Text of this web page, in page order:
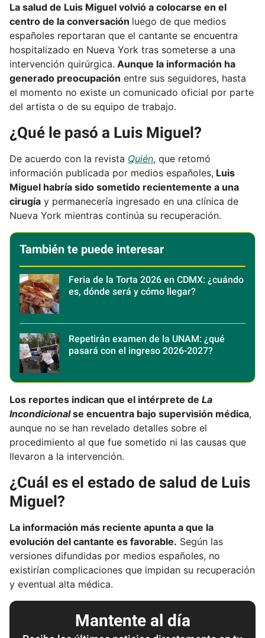
La salud de Luis Miguel volvió a colocarse en el
centro de la conversación luego de que medios
españoles reportaran que el cantante se encuentra
hospitalizado en Nueva York tras someterse a una
intervención quirúrgica. Aunque la información ha
generado preocupación entre sus seguidores, hasta
el momento no existe un comunicado oficial por parte
del artista o de su equipo de trabajo.
¿Qué le pasó a Luis Miguel?
De acuerdo con la revista Quién, que retomó
información publicada por medios españoles, Luis
Miguel habría sido sometido recientemente a una
cirugía y permanecería ingresado en una clínica de
Nueva York mientras continúa su recuperación.
También te puede interesar
Feria de la Torta 2026 en CDMX: ¿cuándo
es, dónde será y cómo llegar?
Repetirán examen de la UNAM: ¿qué
pasará con el ingreso 2026-2027?
Los reportes indican que el intérprete de La
Incondicionalse encuentra bajo supervisión médica,
aunque no se han revelado detalles sobre el
procedimiento al que fue sometido ni las causas que
llevaron a la intervención.
¿Cuál es el estado de salud de Luis
Miguel?
La información más reciente apunta a que la
evolución del cantante es favorable. Según las
versiones difundidas por medios españoles, no
existirían complicaciones que impidan su recuperación
y eventual alta médica.
Mantente al día